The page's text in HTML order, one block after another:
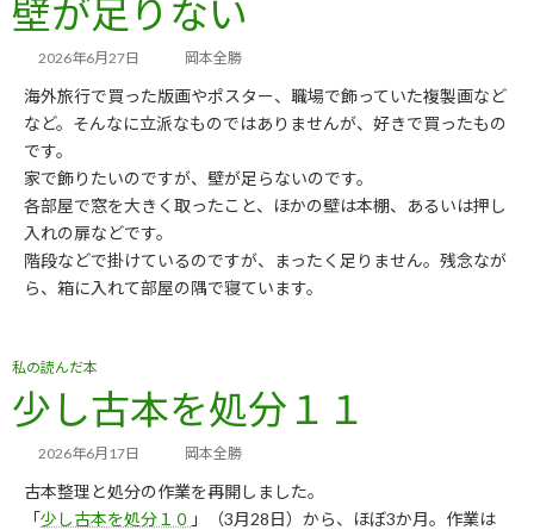
壁が足りない
2026年6月27日 岡本全勝
海外旅行で買った版画やポスター、職場で飾っていた複製画など
など。そんなに立派なものではありませんが、好きで買ったもの
です。
家で飾りたいのですが、壁が足らないのです。
各部屋で窓を大きく取ったこと、ほかの壁は本棚、あるいは押し
入れの扉などです。
階段などで掛けているのですが、まったく足りません。残念なが
ら、箱に入れて部屋の隅で寝ています。
私の読んだ本
少し古本を処分１１
2026年6月17日 岡本全勝
古本整理と処分の作業を再開しました。
「少し古本を処分１０ 」（3月28日）から、ほぼ3か月。作業は